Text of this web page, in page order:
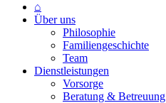
⌂
Über uns
Philosophie
Familiengeschichte
Team
Dienstleistungen
Vorsorge
Beratung & Betreuung